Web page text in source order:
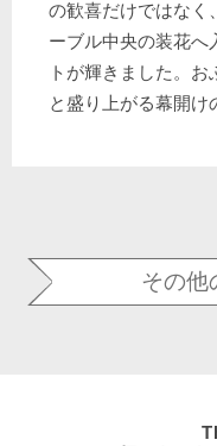
の歓喜だけではなく
ーブル中央の装花へ
トが輝きました。
と盛り上がる幕開け
その他